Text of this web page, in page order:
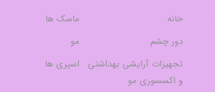
خانه
ماسک ها
دور چشم
مو
تجهیزات آرایشی بهداشتی
و اکسسوری مو
اسپری ها